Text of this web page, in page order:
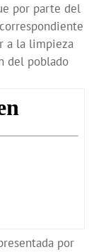
por parte del
a la limpieza
del poblado
por